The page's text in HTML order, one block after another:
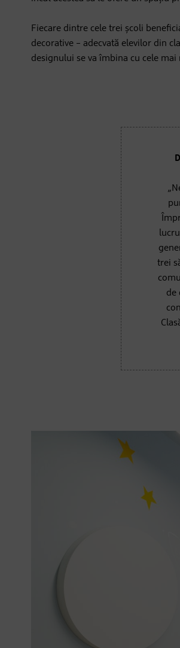
Fiecare dintre cele trei școli
decorative – adecvată elevilor din
designului se va îmbina cu cele
trei
de